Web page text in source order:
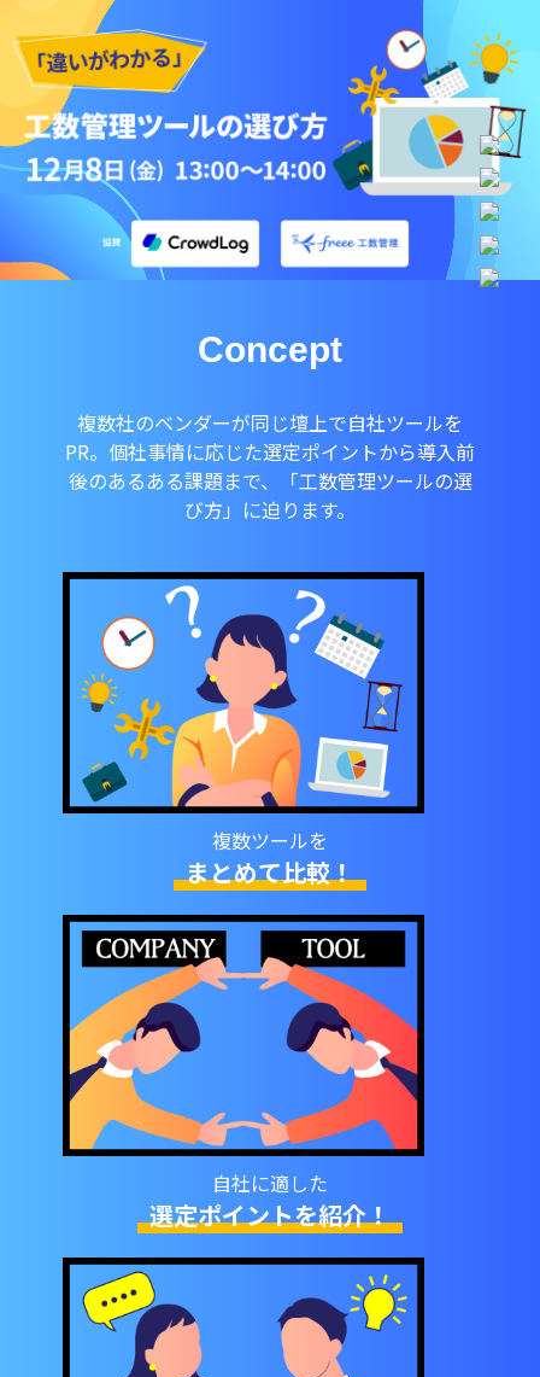
Concept
複数社のベンダーが同じ壇上で自社ツールを
PR。 個社事情に応じた選定ポイントから導入前
後のあるある課題まで、「工数管理ツールの選
び方」に迫ります。
複数ツールを
まとめて比較！
自社に適した
選定ポイントを紹介！